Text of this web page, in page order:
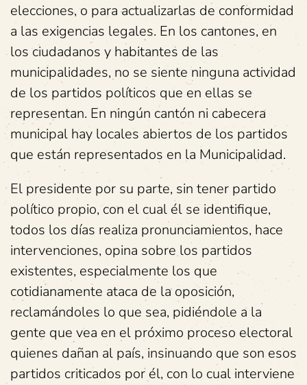
elecciones, o para actualizarlas de conformidad
a las exigencias legales. En los cantones, en
los ciudadanos y habitantes de las
municipalidades, no se siente ninguna actividad
de los partidos políticos que en ellas se
representan. En ningún cantón ni cabecera
municipal hay locales abiertos de los partidos
que están representados en la Municipalidad.
El presidente por su parte, sin tener partido
político propio, con el cual él se identifique,
todos los días realiza pronunciamientos, hace
intervenciones, opina sobre los partidos
existentes, especialmente los que
cotidianamente ataca de la oposición,
reclamándoles lo que sea, pidiéndole a la
gente que vea en el próximo proceso electoral
quienes dañan al país, insinuando que son esos
partidos criticados por él, con lo cual interviene